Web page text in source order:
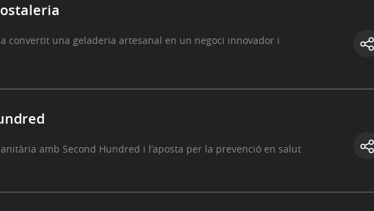
convertit una geladeria artesanal en un negoci innovador i
amb Second Hundred i l’aposta per la prevenció en salut